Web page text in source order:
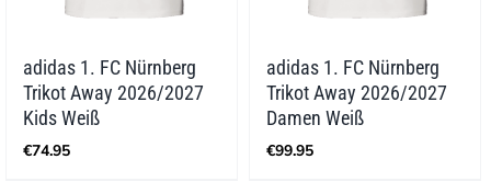
adidas 1. FC Nürnberg
Trikot Away 2026/2027
Kids Weiß
€74.95
adidas 1. FC Nürnberg
Trikot Away 2026/2027
Damen Weiß
€99.95